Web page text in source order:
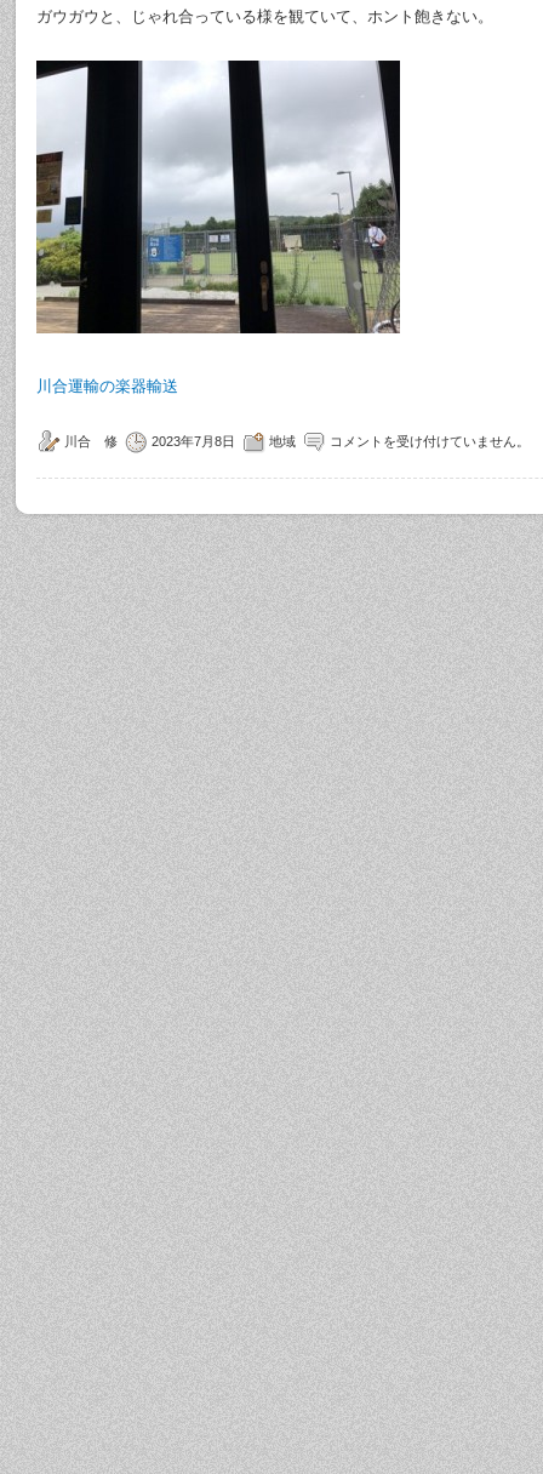
ガウガウと、じゃれ合っている様を観ていて、ホント飽きない。
川合運輸の楽器輸送
川合 修 2023年7月8日 地域 コメントを受け付けていません。